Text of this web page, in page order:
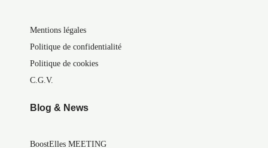
Mentions légales
Politique de confidentialité
Politique de cookies
C.G.V.
Blog & News
BoostElles MEETING